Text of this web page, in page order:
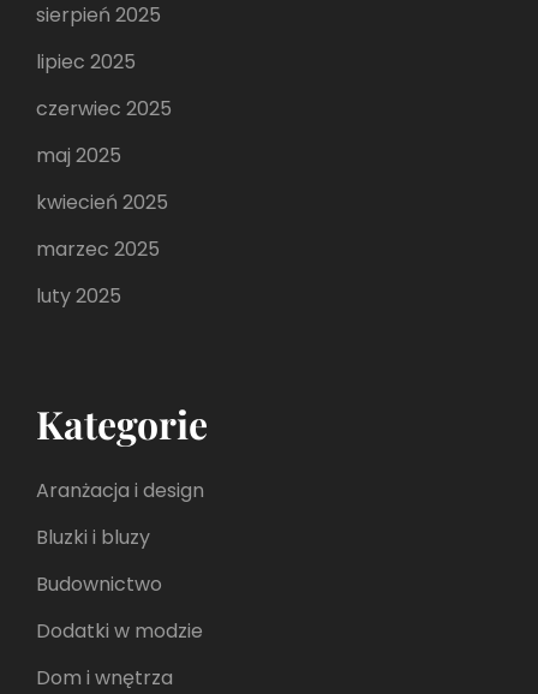
sierpień 2025
lipiec 2025
czerwiec 2025
maj 2025
kwiecień 2025
marzec 2025
luty 2025
Kategorie
Aranżacja i design
Bluzki i bluzy
Budownictwo
Dodatki w modzie
Dom i wnętrza